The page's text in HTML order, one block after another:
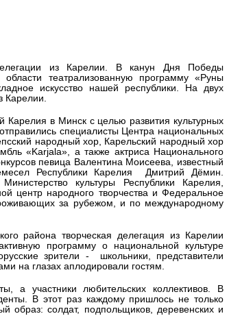
из Карелии. В канун Дня Победы
театрализованную программу «Руны
искусство нашей республики. На двух
Карелии.
Карелия в Минск с целью развития культурных
специалисты Центра национальных
народный хор, Карельский народный хор
«Karjala», а также актриса Национального
певица Валентина Моисеева, известный
Республики Карелия Дмитрий Дёмин.
культуры Республики Карелия,
центр народного творчества и Федеральное
за рубежом, и по международному
района творческая делегация из Карелии
программу о национальной культуре
зрители - школьники, представители
на глазах аплодировали гостям.
а участники любительских коллективов. В
В этот раз каждому пришлось не только
образ: солдат, подпольщиков, деревенских и